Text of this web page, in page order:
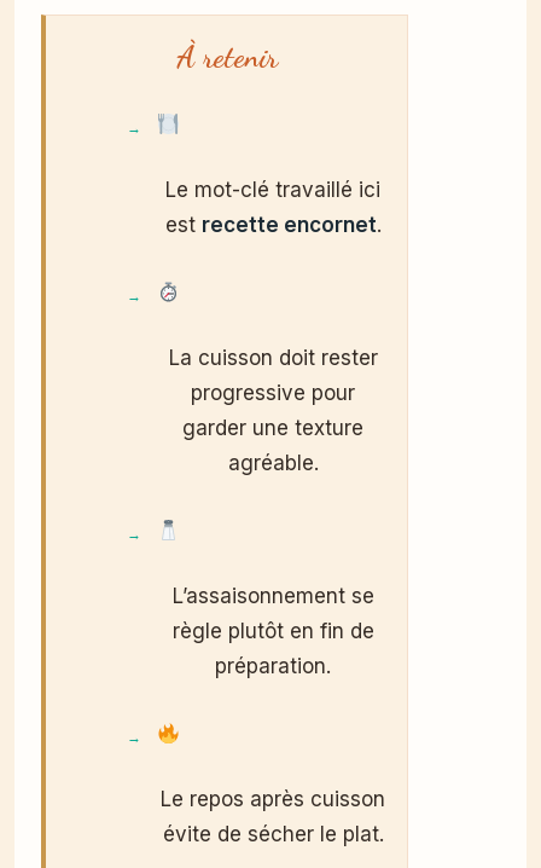
À retenir
Le mot-clé travaillé ici
est recette encornet.
La cuisson doit rester
progressive pour
garder une texture
agréable.
L’assaisonnement se
règle plutôt en fin de
préparation.
Le repos après cuisson
évite de sécher le plat.